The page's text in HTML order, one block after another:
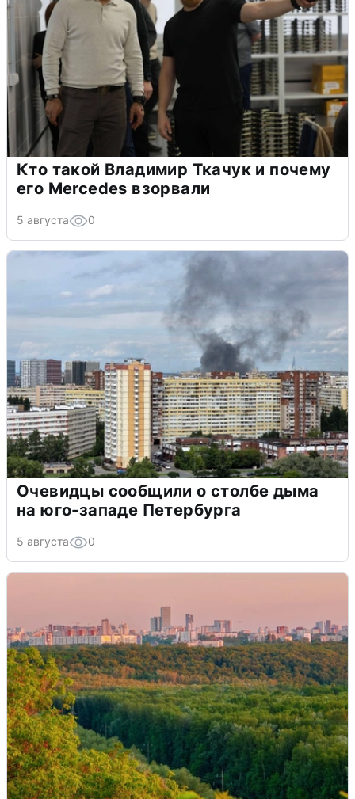
Кто такой Владимир Ткачук и почему
его Mercedes взорвали
5 августа 0
Очевидцы сообщили о столбе дыма
на юго-западе Петербурга
5 августа 0